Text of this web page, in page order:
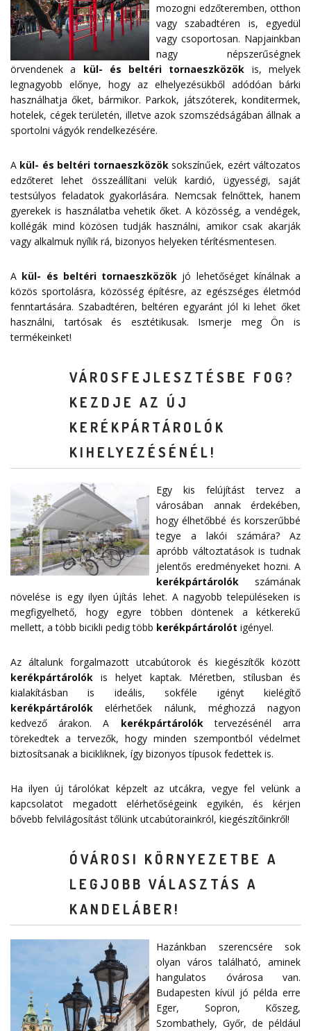
mozogni edzőteremben, otthon
vagy szabadtéren is, egyedül
vagy csoportosan. Napjainkban
nagy népszerűségnek
örvendenek a kül- és beltéri tornaeszközök is, melyek
legnagyobb előnye, hogy az elhelyezésükből adódóan bárki
használhatja őket, bármikor. Parkok, játszóterek, konditermek,
hotelek, cégek területén, illetve azok szomszédságában állnak a
sportolni vágyók rendelkezésére.
A kül- és beltéri tornaeszközök sokszínűek, ezért változatos
edzőteret lehet összeállítani velük kardió, ügyességi, saját
testsúlyos feladatok gyakorlására. Nemcsak felnőttek, hanem
gyerekek is használatba vehetik őket. A közösség, a vendégek,
kollégák mind közösen tudják használni, amikor csak akarják
vagy alkalmuk nyílik rá, bizonyos helyeken térítésmentesen.
A kül- és beltéri tornaeszközök jó lehetőséget kínálnak a
közös sportolásra, közösség építésre, az egészséges életmód
fenntartására. Szabadtéren, beltéren egyaránt jól ki lehet őket
használni, tartósak és esztétikusak. Ismerje meg Ön is
termékeinket!
VÁROSFEJLESZTÉSBE FOG?
KEZDJE AZ ÚJ
KERÉKPÁRTÁROLÓK
KIHELYEZÉSÉNÉL!
Egy kis felújítást tervez a
városában annak érdekében,
hogy élhetőbbé és korszerűbbé
tegye a lakói számára? Az
apróbb változtatások is tudnak
jelentős eredményeket hozni. A
kerékpártárolók számának
növelése is egy ilyen újítás lehet. A nagyobb településeken is
megfigyelhető, hogy egyre többen döntenek a kétkerekű
mellett, a több bicikli pedig több kerékpártárolót igényel.
Az általunk forgalmazott utcabútorok és kiegészítők között
kerékpártárolók is helyet kaptak. Méretben, stílusban és
kialakításban is ideális, sokféle igényt kielégítő
kerékpártárolók elérhetőek nálunk, méghozzá nagyon
kedvező árakon. A kerékpártárolóktervezésénél arra
törekedtek a tervezők, hogy minden szempontból védelmet
biztosítsanak a bicikliknek, így bizonyos típusok fedettek is.
Ha ilyen új tárolókat képzelt az utcákra, vegye fel velünk a
kapcsolatot megadottelérhetőségeink egyikén, és kérjen
bővebb felvilágosítást tőlünk utcabútorainkról, kiegészítőinkről!
ÓVÁROSI KÖRNYEZETBE A
LEGJOBB VÁLASZTÁS A
KANDELÁBER!
Hazánkban szerencsére sok
olyan város található, aminek
hangulatos óvárosa van.
Budapesten kívül jó példa erre
Eger, Sopron, Kőszeg,
Szombathely, Győr, de például